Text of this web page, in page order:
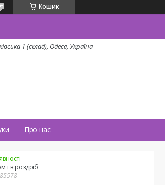
Кошик
1 (склад), Одеса, Україна
Про нас
і в роздріб
85578